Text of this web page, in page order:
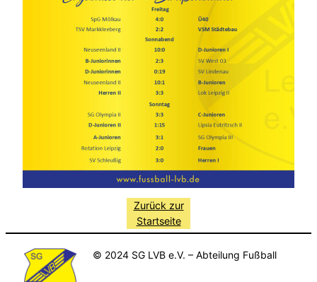
Zurück zur
Startseite
© 2024 SG LVB e.V. – Abteilung Fußball